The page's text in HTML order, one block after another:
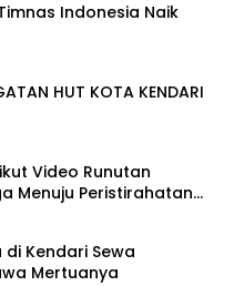
Indonesia Naik
HUT KOTA KENDARI
Video Runutan
Menuju Peristirahatan
Kendari Sewa
Mertuanya